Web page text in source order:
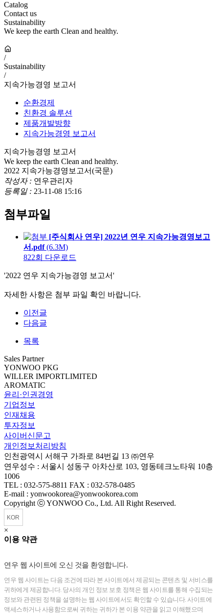
Catalog
Contact us
Sustainability
We keep the earth Clean and healthy.
/
Sustainability
/
지속가능경영 보고서
순환경제
친환경 솔루션
제품개발방향
지속가능경영 보고서
지속가능경영 보고서
We keep the earth Clean and healthy.
2022 지속가능경영보고서(국문)
작성자 : 연우관리자
등록일 : 23-11-08 15:16
첨부파일
[주식회사 연우] 2022년 연우 지속가능경영보고
서.pdf(6.3M)
822회 다운로드
'2022 연우 지속가능경영 보고서'
자세한 사항은 첨부 파일 확인 바랍니다.
이전글
다음글
목록
Sales Partner
YONWOO PKG
WILLER IMPORTLIMITED
AROMATIC
윤리·인권경영
기업정보
인재채용
투자정보
사이버신문고
개인정보처리방침
인천광역시 서해구 가좌로 84번길 13 ㈜연우
연우성수 : 서울시 성동구 아차산로 103, 영동테크노타워 10층
1006
TEL : 032-575-8811 FAX : 032-578-0485
E-mail : yonwookorea@yonwookorea.com
Copyright ⓒ YONWOO Co., Ltd. All Right Reserved.
×
이용 약관
연우 웹 사이트에 오신 것을 환영합니다.
연우 웹 사이트는 다음 조건에 따라 본 사이트에서 제공되는 콘텐츠 및 서비스를
귀하에게 제공합니다. 당사의 개인 정보 보호 정책은 웹 사이트를 통해 수집되는
정보와 관련된 정책을 설명하는 웹 사이트에서도 확인할 수 있습니다. 사이트에
액세스하거나 사용함으로써 귀하는 귀하가 본 이용 약관을 읽고 이해했으며